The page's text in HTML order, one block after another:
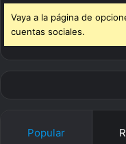
Vaya a la página de
cuentas sociales.
Popular